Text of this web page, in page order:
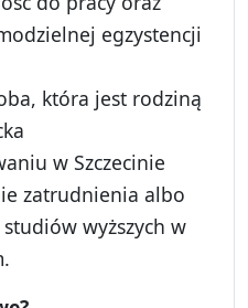
egzystencji
która jest rodziną
w Szczecinie
zatrudnienia albo
wyższych w